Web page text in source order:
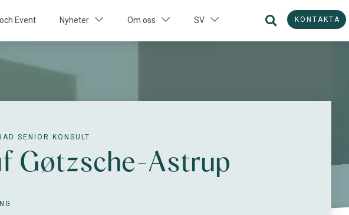
Event Nyheter Om oss SV KONTAKTA
SENIOR KONSULT
Gøtzsche-Astrup